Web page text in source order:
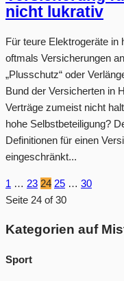
nicht lukrativ
Für teure Elektrogeräte in
oftmals Versicherungen
„Plusschutz“ oder
Bund der Versicherten in
Verträge zumeist nicht
hohe Selbstbeteiligung?
Definitionen für einen
eingeschränkt...
1 … 23 24 25 … 30
Seite 24 of 30
Kategorien auf
Sport